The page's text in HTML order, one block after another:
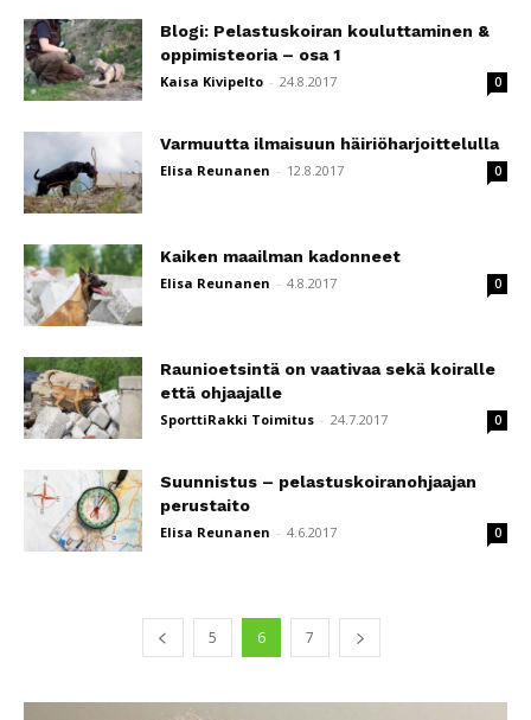
Blogi: Pelastuskoiran kouluttaminen &
oppimisteoria – osa 1
Kaisa Kivipelto - 24.8.2017 0
Varmuutta ilmaisuun häiriöharjoittelulla
Elisa Reunanen - 12.8.2017 0
Kaiken maailman kadonneet
Elisa Reunanen - 4.8.2017 0
Raunioetsintä on vaativaa sekä koiralle
että ohjaajalle
SporttiRakki Toimitus - 24.7.2017 0
Suunnistus – pelastuskoiranohjaajan
perustaito
Elisa Reunanen - 4.6.2017 0
5 6 7